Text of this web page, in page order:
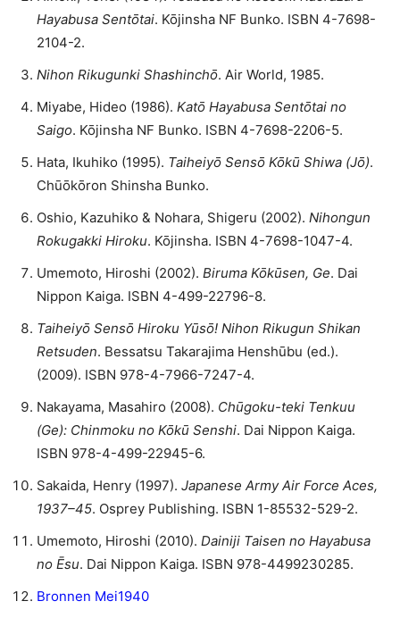
Hayabusa Sentōtai. Kōjinsha NF Bunko. ISBN 4-7698-
2104-2.
Nihon Rikugunki Shashinchō. Air World, 1985.
Miyabe, Hideo (1986). Katō Hayabusa Sentōtai no
Saigo. Kōjinsha NF Bunko. ISBN 4-7698-2206-5.
Hata, Ikuhiko (1995). Taiheiyō Sensō Kōkū Shiwa (Jō).
Chūōkōron Shinsha Bunko.
Oshio, Kazuhiko & Nohara, Shigeru (2002). Nihongun
Rokugakki Hiroku. Kōjinsha. ISBN 4-7698-1047-4.
Umemoto, Hiroshi (2002). Biruma Kōkūsen, Ge. Dai
Nippon Kaiga. ISBN 4-499-22796-8.
Taiheiyō Sensō Hiroku Yūsō! Nihon Rikugun Shikan
Retsuden. Bessatsu Takarajima Henshūbu (ed.).
(2009). ISBN 978-4-7966-7247-4.
Nakayama, Masahiro (2008). Chūgoku-teki Tenkuu
(Ge): Chinmoku no Kōkū Senshi. Dai Nippon Kaiga.
ISBN 978-4-499-22945-6.
Sakaida, Henry (1997). Japanese Army Air Force Aces,
1937–45. Osprey Publishing. ISBN 1-85532-529-2.
Umemoto, Hiroshi (2010). Dainiji Taisen no Hayabusa
no Ēsu. Dai Nippon Kaiga. ISBN 978-4499230285.
Bronnen Mei1940